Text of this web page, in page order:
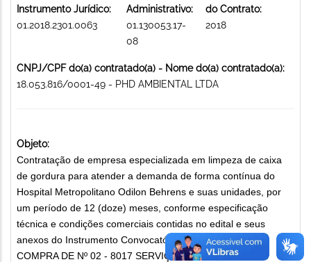
Instrumento Jurídico:
01.2018.2301.0063
Administrativo:
01.130053.17-
08
do Contrato:
2018
CNPJ/CPF do(a) contratado(a) - Nome do(a) contratado(a):
18.053.816/0001-49 - PHD AMBIENTAL LTDA
Objeto:
Contratação de empresa especializada em limpeza de caixa
de gordura para atender a demanda de forma contínua do
Hospital Metropolitano Odilon Behrens e suas unidades, por
um período de 12 (doze) meses, conforme especificação
técnica e condições comerciais contidas no edital e seus
anexos do Instrumento Convocatório.PROCESSOD E
COMPRA DE Nº 02 - 8017 SERVIÇO DE LIMPEZA E